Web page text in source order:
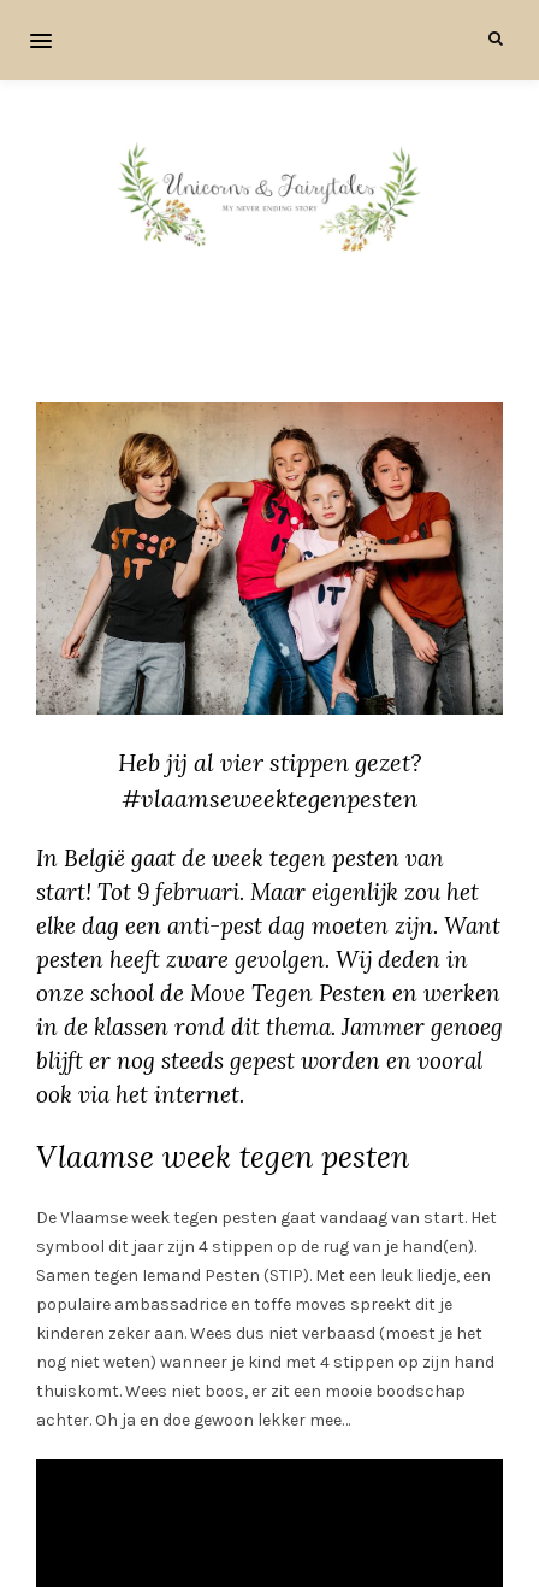
Heb jij al vier stippen gezet?
#vlaamseweektegenpesten
In België gaat de week tegen pesten van
start! Tot 9 februari. Maar eigenlijk zou het
elke dag een anti-pest dag moeten zijn. Want
pesten heeft zware gevolgen. Wij deden in
onze school de Move Tegen Pesten en werken
in de klassen rond dit thema. Jammer genoeg
blijft er nog steeds gepest worden en vooral
ook via het internet.
Vlaamse week tegen pesten
De Vlaamse week tegen pesten gaat vandaag van start. Het
symbool dit jaar zijn 4 stippen op de rug van je hand(en).
Samen tegen Iemand Pesten (STIP). Met een leuk liedje, een
populaire ambassadrice en toffe moves spreekt dit je
kinderen zeker aan. Wees dus niet verbaasd (moest je het
nog niet weten) wanneer je kind met 4 stippen op zijn hand
thuiskomt. Wees niet boos, er zit een mooie boodschap
achter. Oh ja en doe gewoon lekker mee…